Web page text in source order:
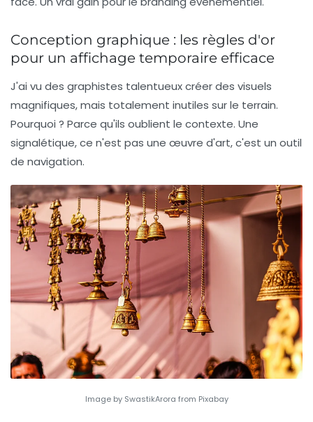
Conception graphique : les règles d'or
pour un affichage temporaire efficace
J'ai vu des graphistes talentueux créer des visuels
magnifiques, mais totalement inutiles sur le terrain.
Pourquoi ? Parce qu'ils oublient le contexte. Une
signalétique, ce n'est pas une œuvre d'art, c'est un outil
de navigation.
Image by SwastikArora from Pixabay